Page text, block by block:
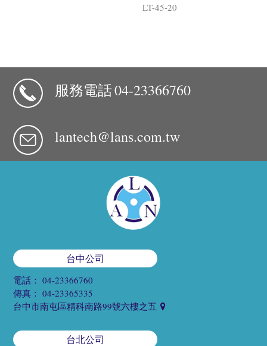
LT-45-20
服務電話04-23366760
lantech@lans.com.tw
台中公司
電話：04-23366760
傳真：04-23365335
台中市南屯區精科南路99號六樓之五
台北公司